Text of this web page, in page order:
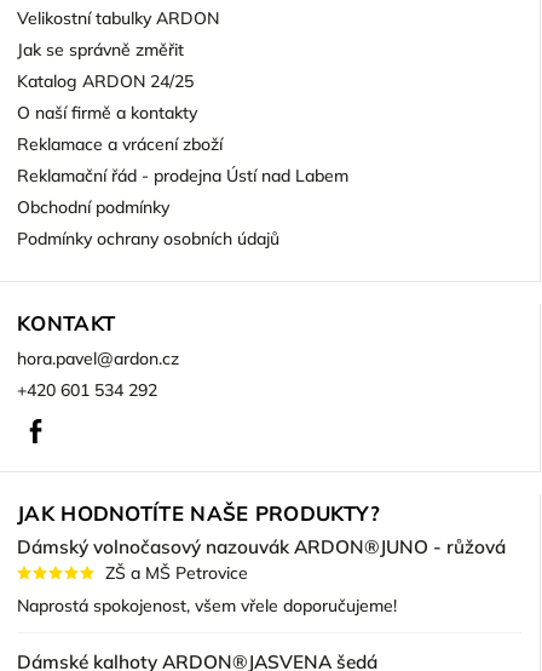
Velikostní tabulky ARDON
Jak se správně změřit
Katalog ARDON 24/25
O naší firmě a kontakty
Reklamace a vrácení zboží
Reklamační řád - prodejna Ústí nad Labem
Obchodní podmínky
Podmínky ochrany osobních údajů
KONTAKT
hora.pavel@ardon.cz
+420 601 534 292
JAK HODNOTÍTE NAŠE PRODUKTY?
Dámský volnočasový nazouvák ARDON®JUNO - růžová
ZŠ a MŠ Petrovice
Naprostá spokojenost, všem vřele doporučujeme!
Dámské kalhoty ARDON®JASVENA šedá